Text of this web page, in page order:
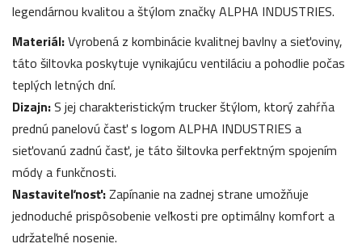
legendárnou kvalitou a štýlom značky ALPHA INDUSTRIES.
Materiál:Vyrobená z kombinácie kvalitnej bavlny a sieťoviny,
táto šiltovka poskytuje vynikajúcu ventiláciu a pohodlie počas
teplých letných dní.
Dizajn:S jej charakteristickým trucker štýlom, ktorý zahŕňa
prednú panelovú časť s logom ALPHA INDUSTRIES a
sieťovanú zadnú časť, je táto šiltovka perfektným spojením
módy a funkčnosti.
Nastaviteľnosť:Zapínanie na zadnej strane umožňuje
jednoduché prispôsobenie veľkosti pre optimálny komfort a
udržateľné nosenie.